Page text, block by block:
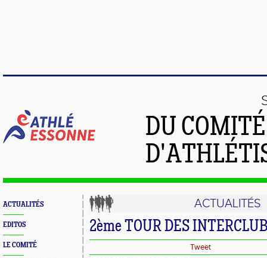
DU
ACTUALITÉS
EDITOS
LE COMITÉ
ACTUALITÉS
2ème TOUR DES
Tweet